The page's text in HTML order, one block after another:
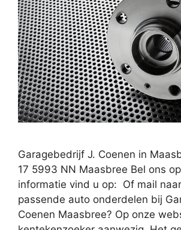
Garagebedrijf J. Coenen in
17 5993 NN Maasbree Bel ons
informatie vind u op: Of mail
passende auto onderdelen bij
Coenen Maasbree? Op onze